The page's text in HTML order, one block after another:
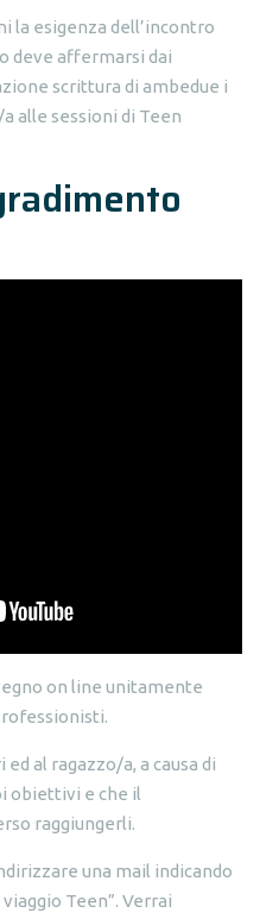
la esigenza dell’incontro
deve affermarsi dai
scrittura di ambedue i
alle sessioni di Teen
on line unitamente
al ragazzo/a, a causa di
obiettivi e che il
raggiungerli.
una mail indicando
Teen”. Verrai